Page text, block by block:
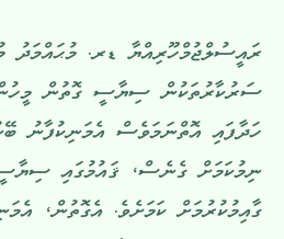
ރައީސުލްޖުމްހޫރިއްޔާ ޑރ. މުޙައްމަދު
ސަރުކާރުތަކުން ސިޔާސީ ގޮތުން
ހަދާފައި އޮތްނަމަވެސް އެމަނިކުފާނު
ނިމުކަމަށް ގެނެސް، ޤައުމުގައި
ގާއިމުކުރުމަށް ކަމަށެވެ. އެގޮތުން،